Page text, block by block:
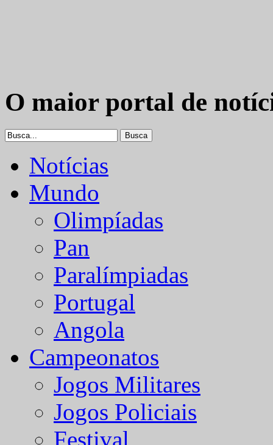
O maior portal de
Notícias
Mundo
Olimpíadas
Pan
Paralímpiadas
Portugal
Angola
Campeonatos
Jogos Militares
Jogos Policiais
Festival